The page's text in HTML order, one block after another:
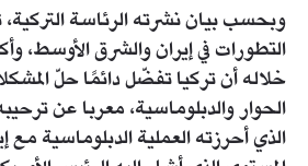
وبحسب بيان نشرته الرئاسة التركية،
التطورات في إيران والشرق الأوسط،
خلاله أن تركيا تفضّل دائمًا حلّ
الحوار والدبلوماسية، معربا عن
الذي أحرزته العملية الدبلوماسية مع